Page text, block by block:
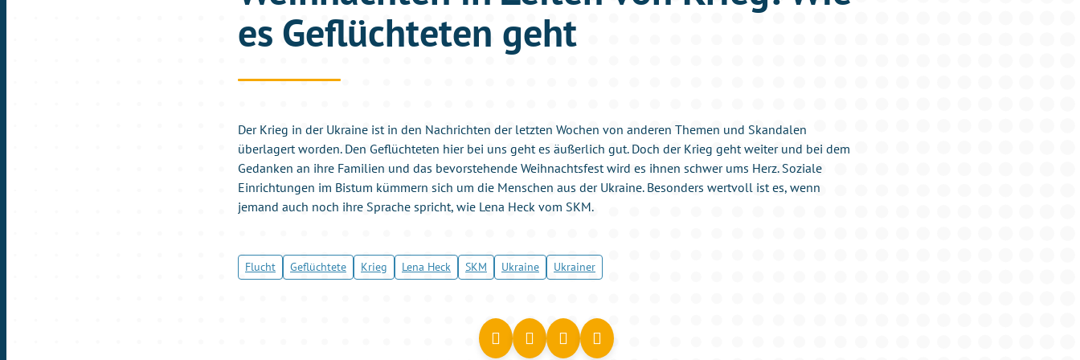
es Geflüchteten geht
Der Krieg in der Ukraine ist in den Nachrichten der letzten Wochen von anderen Themen und Skandalen
überlagert worden. Den Geflüchteten hier bei uns geht es äußerlich gut. Doch der Krieg geht weiter und bei dem
Gedanken an ihre Familien und das bevorstehende Weihnachtsfest wird es ihnen schwer ums Herz. Soziale
Einrichtungen im Bistum kümmern sich um die Menschen aus der Ukraine. Besonders wertvoll ist es, wenn
jemand auch noch ihre Sprache spricht, wie Lena Heck vom SKM.
Flucht Geflüchtete Krieg Lena Heck SKM Ukraine Ukrainer